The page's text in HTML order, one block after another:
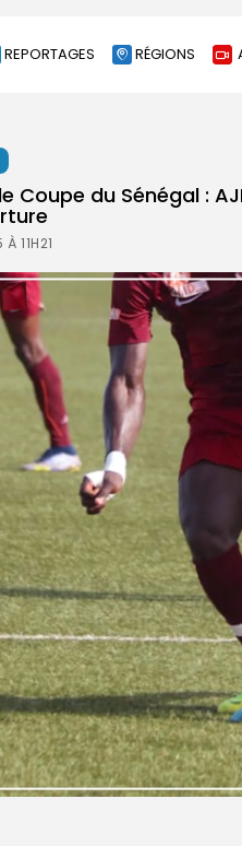
REPORTAGES RÉGIONS
Coupe du Sénégal :
11H21